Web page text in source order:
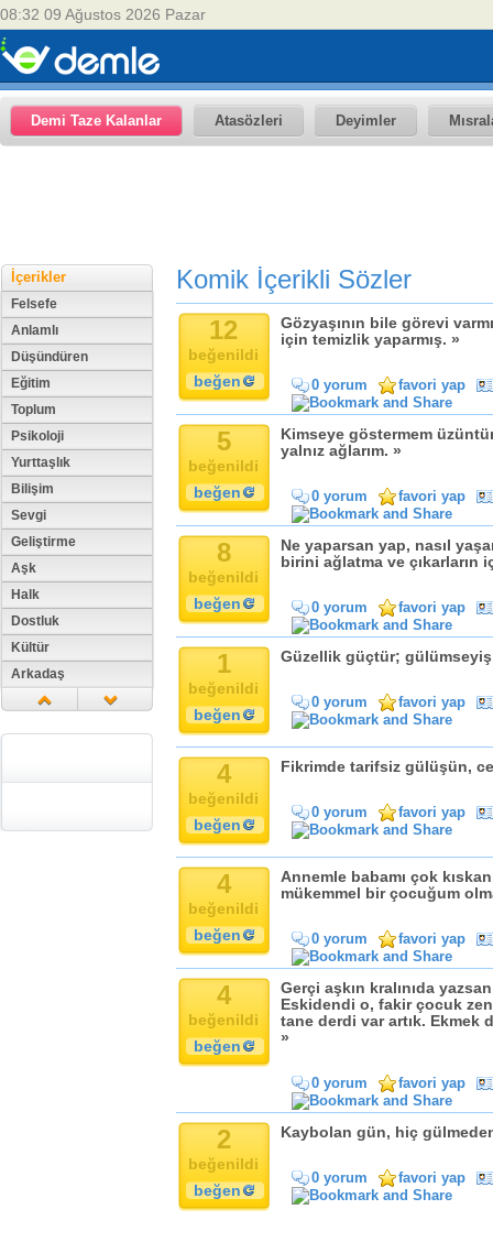
08:32 09 Ağustos 2026 Pazar
Demi Taze Kalanlar Atasözleri Deyimler
İçerikler
Felsefe
Anlamlı
Düşündüren
Eğitim
Toplum
Psikoloji
Yurttaşlık
Bilişim
Sevgi
Geliştirme
Aşk
Halk
Dostluk
Kültür
Arkadaş
Din
Zaman
Komik İçerikli Sözler
12
beğenildi
beğen
Gözyaşının bile görevi
için temizlik yaparmış. »
0 yorum favori yap
5
beğenildi
beğen
Kimseye göstermem
yalnız ağlarım. »
0 yorum favori yap
8
beğenildi
beğen
Ne yaparsan yap, nasıl
birini ağlatma ve çıkarların
0 yorum favori yap
1
beğenildi
beğen
Güzellik güçtür; gülümseyiş
0 yorum favori yap
4
beğenildi
beğen
Fikrimde tarifsiz gülüşün,
0 yorum favori yap
4
beğenildi
beğen
Annemle babamı çok
mükemmel bir çocuğum
0 yorum favori yap
4
beğenildi
beğen
Gerçi aşkın kralınıda
Eskidendi o, fakir çocuk
tane derdi var artık. Ekmek
»
0 yorum favori yap
2
beğenildi
beğen
Kaybolan gün, hiç
0 yorum favori yap